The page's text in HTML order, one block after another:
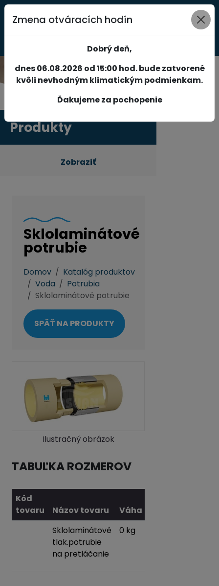
0
Produkty
Zobraziť
Sklolaminátové
potrubie
Domov
Katalóg produktov
Voda
Potrubia
Sklolaminátové potrubie
SPÄŤ NA PRODUKTY
Ilustračný obrázok
TABUĽKA ROZMEROV
Kód
tovaru
Názov tovaru
Váha
Sklolaminátové
tlak.potrubie
na pretláčanie
0 kg
Zmena otváracích hodín
Dobrý deň,
dnes 06.08.2026 od 15:00 hod. bude zatvorené
kvôli nevhodným klimatickým podmienkam.
Ďakujeme za pochopenie